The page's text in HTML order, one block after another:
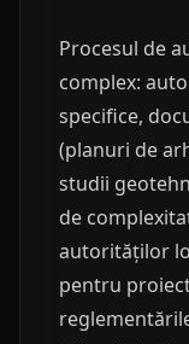
Procesul de
complex:
specifice,
(planuri de
studii
de
autorităților
pentru